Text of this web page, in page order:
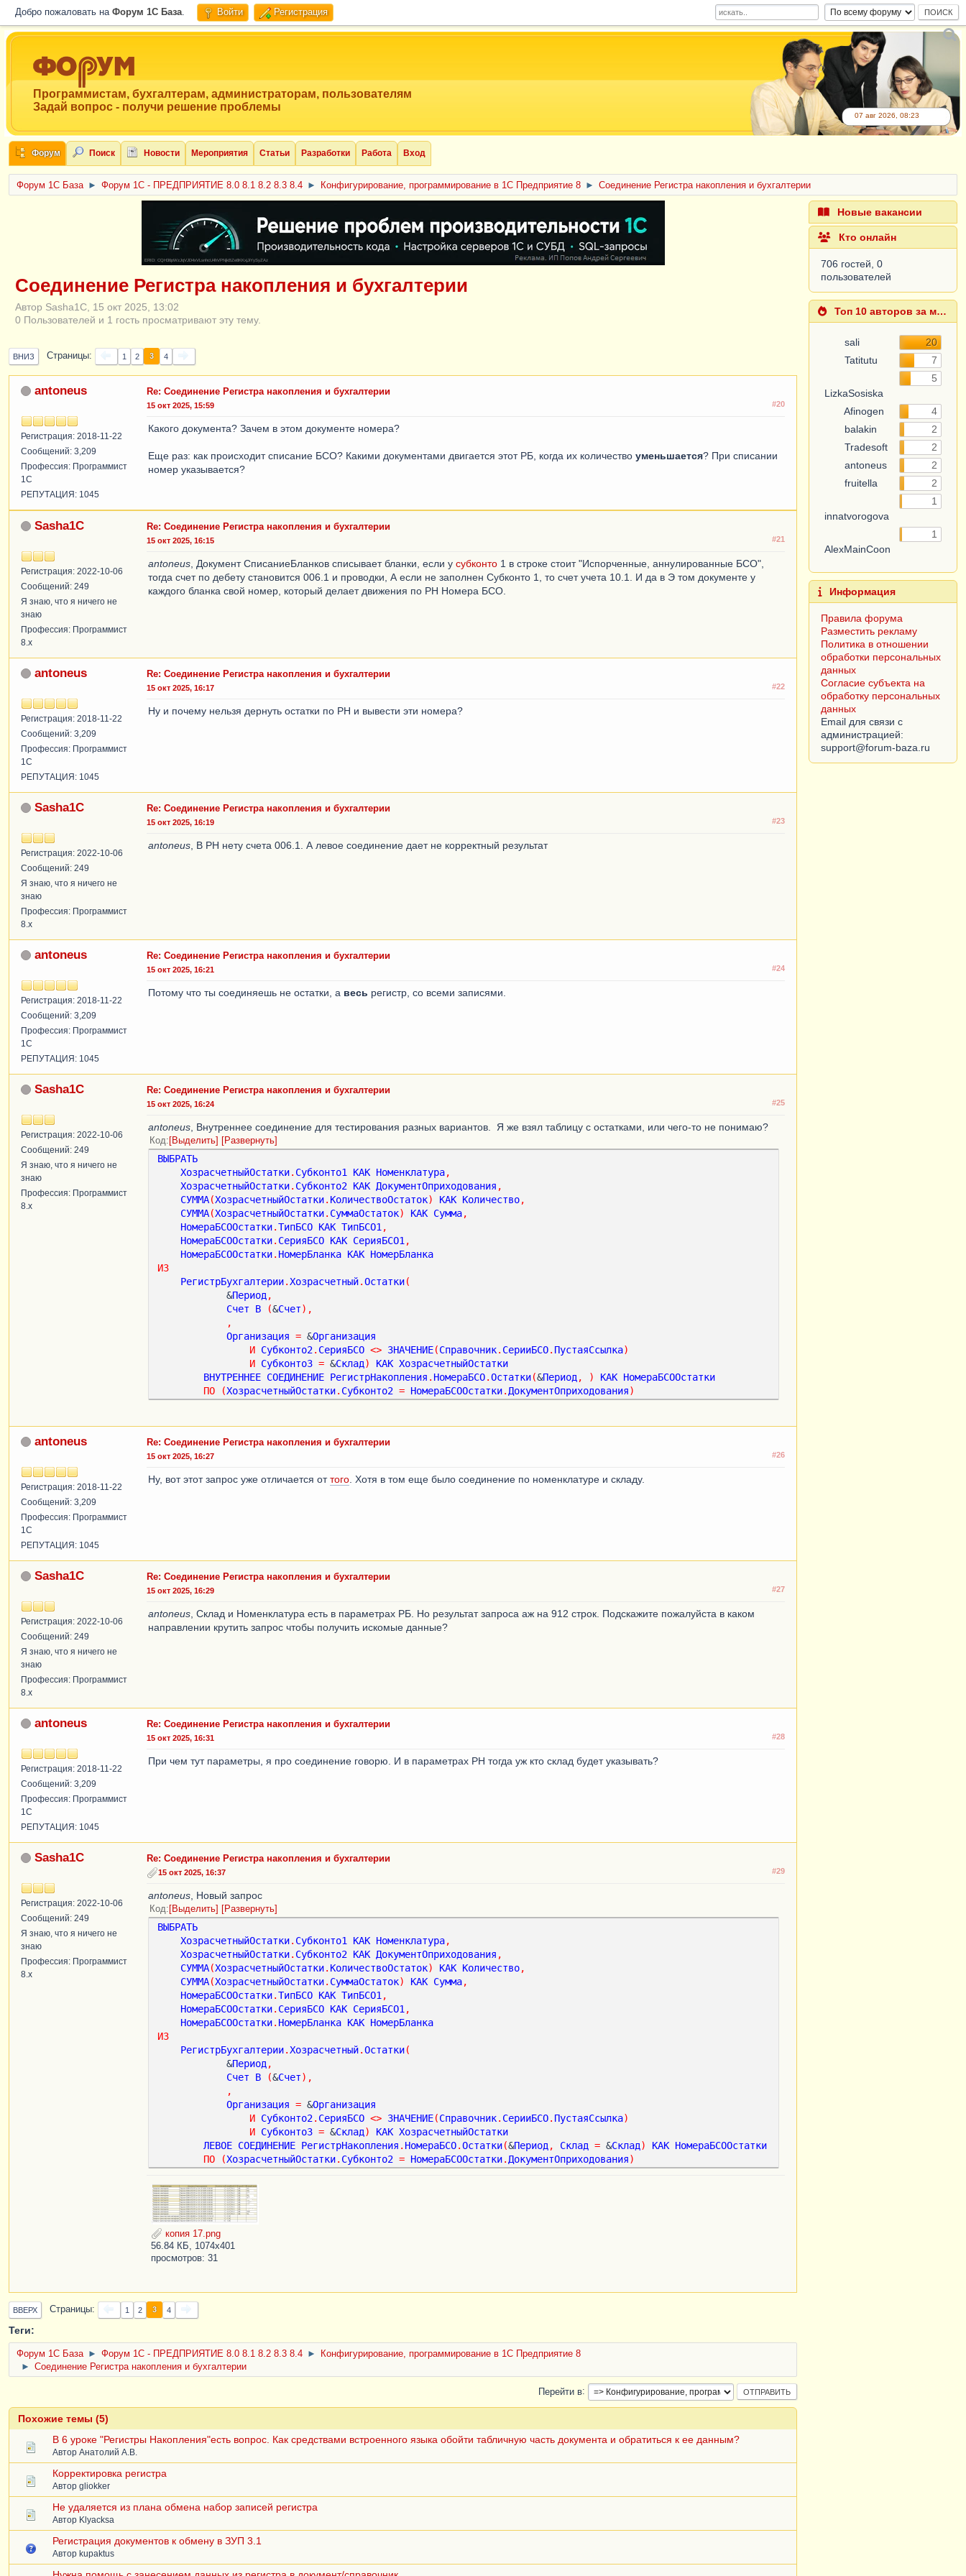
Добро пожаловать на Форум 1C База. Войти Регистрация
Программистам, бухгалтерам, администраторам, пользователям
Задай вопрос - получи решение проблемы
07 авг 2026, 08:23
Форум Поиск Новости Мероприятия Статьи Разработки Работа Вход
Форум 1C База ► Форум 1С - ПРЕДПРИЯТИЕ 8.0 8.1 8.2 8.3 8.4 ► Конфигурирование, программирование в 1С Предприятие 8 ► Соединение Регистра накопления и бухгалтерии
ERID: CQH36pWzJqVJD4xVLsnhcU4hVPNjkBZe8KKxjJiYySyZAz
Соединение Регистра накопления и бухгалтерии
Автор Sasha1C, 15 окт 2025, 13:02
0 Пользователей и 1 гость просматривают эту тему.
ВНИЗ Страницы 1 2 3 4
antoneus
Регистрация: 2018-11-22
Сообщений: 3,209
Профессия: Программист
1С
РЕПУТАЦИЯ: 1045
Re: Соединение Регистра накопления и бухгалтерии
#20
15 окт 2025, 15:59
Какого документа? Зачем в этом документе номера?
Еще раз: как происходит списание БСО? Какими документами двигается этот РБ, когда их количество уменьшается? При списании
номер указывается?
Sasha1C
Регистрация: 2022-10-06
Сообщений: 249
Я знаю, что я ничего не
знаю
Профессия: Программист
8.x
Re: Соединение Регистра накопления и бухгалтерии
#21
15 окт 2025, 16:15
antoneus , Документ СписаниеБланков списывает бланки, если у субконто 1 в строке стоит "Испорченные, аннулированные БСО",
тогда счет по дебету становится 006.1 и проводки, А если не заполнен Субконто 1, то счет учета 10.1. И да в Э том документе у
каждого бланка свой номер, который делает движения по РН Номера БСО.
antoneus
Регистрация: 2018-11-22
Сообщений: 3,209
Профессия: Программист
1С
РЕПУТАЦИЯ: 1045
Re: Соединение Регистра накопления и бухгалтерии
#22
15 окт 2025, 16:17
Ну и почему нельзя дернуть остатки по РН и вывести эти номера?
Sasha1C
Регистрация: 2022-10-06
Сообщений: 249
Я знаю, что я ничего не
знаю
Профессия: Программист
8.x
Re: Соединение Регистра накопления и бухгалтерии
#23
15 окт 2025, 16:19
antoneus , В РН нету счета 006.1. А левое соединение дает не корректный результат
antoneus
Регистрация: 2018-11-22
Сообщений: 3,209
Профессия: Программист
1С
РЕПУТАЦИЯ: 1045
Re: Соединение Регистра накопления и бухгалтерии
#24
15 окт 2025, 16:21
Потому что ты соединяешь не остатки, а весь регистр, со всеми записями.
Sasha1C
Регистрация: 2022-10-06
Сообщений: 249
Я знаю, что я ничего не
знаю
Профессия: Программист
8.x
Re: Соединение Регистра накопления и бухгалтерии
#25
15 окт 2025, 16:24
antoneus , Внутреннее соединение для тестирования разных вариантов. Я же взял таблицу с остатками, или чего-то не понимаю?
Код Выделить Развернуть
ВЫБРАТЬ
ХозрасчетныйОстатки. Субконто1 КАК Номенклатура,
ХозрасчетныйОстатки. Субконто2 КАК ДокументОприходования ,
СУММА(ХозрасчетныйОстатки. КоличествоОстаток) КАК Количество,
СУММА(ХозрасчетныйОстатки. СуммаОстаток) КАК Сумма,
НомераБСООстатки.ТипБСО КАК ТипБСО1 ,
НомераБСООстатки. СерияБСО КАК СерияБСО1 ,
НомераБСООстатки. НомерБланка КАК НомерБланка
ИЗ
РегистрБухгалтерии.Хозрасчетный.Остатки(
&Период ,
Счет
В (&Счет),
,
Организация = &Организация
И Субконто2. СерияБСО <> ЗНАЧЕНИЕ(Справочник. СерииБСО. ПустаяСсылка)
И Субконто3 = &Склад) КАК ХозрасчетныйОстатки
ВНУТРЕННЕЕ СОЕДИНЕНИЕ РегистрНакопления . НомераБСО.Остатки(&Период , ) КАК НомераБСООстатки
ПО
(ХозрасчетныйОстатки. Субконто2 = НомераБСООстатки. ДокументОприходования)
ХозрасчетныйОстатки.Субконто2,
ХозрасчетныйОстатки
НомераБСООстатки.СерияБСО,
antoneus
Регистрация: 2018-11-22
Сообщений: 3,209
Профессия: Программист
1С
РЕПУТАЦИЯ: 1045
Re: Соединение Регистра накопления и бухгалтерии
#26
15 окт 2025, 16:27
Ну, вот этот запрос уже отличается оттого . Хотя в том еще было соединение по номенклатуре и складу.
Sasha1C
Регистрация: 2022-10-06
Сообщений: 249
Я знаю, что я ничего не
знаю
Профессия: Программист
8.x
Re: Соединение Регистра накопления и бухгалтерии
#27
15 окт 2025, 16:29
antoneus , Склад и Номенклатура есть в параметрах РБ. Но результат запроса аж на 912 строк. Подскажите пожалуйста в каком
направлении крутить запрос чтобы получить искомые данные?
antoneus
Регистрация: 2018-11-22
Сообщений: 3,209
Профессия: Программист
1С
РЕПУТАЦИЯ: 1045
Re: Соединение Регистра накопления и бухгалтерии
#28
15 окт 2025, 16:31
При чем тут параметры, я про соединение говорю. И в параметрах РН тогда уж кто склад будет указывать?
Sasha1C
Регистрация: 2022-10-06
Сообщений: 249
Я знаю, что я ничего не
знаю
Профессия: Программист
8.x
Re: Соединение Регистра накопления и бухгалтерии
#29
15 окт 2025, 16:37
antoneus , Новый запрос
Код Выделить Развернуть
ВЫБРАТЬ
ХозрасчетныйОстатки. Субконто1 КАК Номенклатура,
ХозрасчетныйОстатки. Субконто2 КАК ДокументОприходования ,
СУММА(ХозрасчетныйОстатки. КоличествоОстаток) КАК Количество,
СУММА(ХозрасчетныйОстатки. СуммаОстаток) КАК Сумма,
НомераБСООстатки.ТипБСО КАК ТипБСО1 ,
НомераБСООстатки. СерияБСО КАК СерияБСО1 ,
НомераБСООстатки. НомерБланка КАК НомерБланка
ИЗ
РегистрБухгалтерии.Хозрасчетный.Остатки(
            &
Период ,
Счет
В (&Счет),
,
Организация = &Организация
И Субконто2. СерияБСО <> ЗНАЧЕНИЕ(Справочник. СерииБСО. ПустаяСсылка)
И Субконто3 = &Склад) КАК ХозрасчетныйОстатки
ЛЕВОЕ СОЕДИНЕНИЕ РегистрНакопления . НомераБСО.Остатки(&Период , Склад = &Склад) КАК НомераБСООстатки
ПО
(ХозрасчетныйОстатки. Субконто2 = НомераБСООстатки. ДокументОприходования)
СГРУППИРОВАТЬ ПО
ХозрасчетныйОстатки
ХозрасчетныйОстатки
ХозрасчетныйОстатки
НомераБСООстатки
НомераБСООстатки
копия 17.png
56.84 КБ, 1074x401
просмотров: 31
ВВЕРХ Страницы 1 2 3 4
Теги:
Форум 1C База ► Форум 1С - ПРЕДПРИЯТИЕ 8.0 8.1 8.2 8.3 8.4 ►
Конфигурирование, программирование в 1С Предприятие 8
►
Соединение Регистра накопления и бухгалтерии
Перейти в
Похожие темы (5)
В 6 уроке "Регистры Накопления"есть вопрос. Как средствами встроенного языка обойти табличную часть документа и обратиться к ее данным?
Автор Анатолий А.В.
Корректировка регистра
Автор gliokker
Не удаляется из плана обмена набор записей регистра
Автор Klyacksa
Регистрация документов к обмену в ЗУП 3.1
Автор kupaktus
Новые вакансии
Кто онлайн
706 гостей, 0
пользователей
Топ 10 авторов за месяц
sali
20
Tatitutu
7
LizkaSosiska
5
Afinogen
4
balakin
2
Tradesoft
2
antoneus
2
fruitella
2
innatvorogova
1
AlexMainCoon
1
Информация
Правила форума
Разместить рекламу
Политика в отношении
обработки персональных
данных
Согласие субъекта на
обработку персональных
данных
Email для связи с
администрацией: